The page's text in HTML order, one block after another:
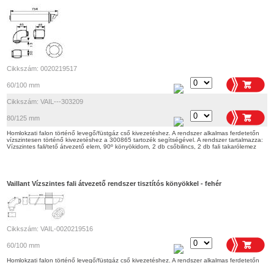
Cikkszám: 0020219517
60/100 mm
Cikkszám: VAIL---303209
80/125 mm
Homlokzati falon történő levegő/füstgáz cső kivezetéshez. A rendszer alkalmas ferdetetőn
vízszintesen történő kivezetéshez a 300865 tartozék segítségével. A rendszer tartalmazza:
Vízszintes fali/tető átvezető elem, 90º könyökidom, 2 db csőbilincs, 2 db fali takarólemez
Vaillant Vízszintes fali átvezető rendszer tisztítós könyökkel - fehér
Cikkszám: VAIL-0020219516
60/100 mm
Homlokzati falon történő levegő/füstgáz cső kivezetéshez. A rendszer alkalmas ferdetetőn